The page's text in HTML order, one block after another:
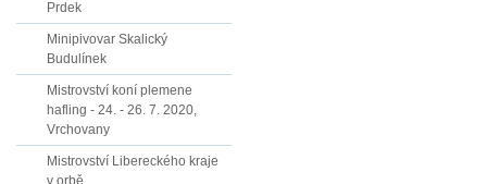
Prdek
Minipivovar Skalický
Budulínek
Mistrovství koní plemene
hafling - 24. - 26. 7. 2020,
Vrchovany
Mistrovství Libereckého kraje
v orbě